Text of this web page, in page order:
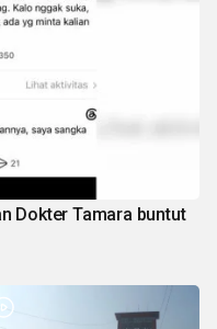
Dokter Tamara buntut